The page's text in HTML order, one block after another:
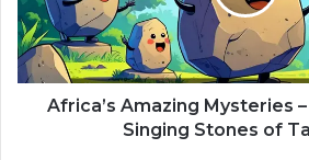
3:
The
Singing
Stones
Africa’s Amazing Mysteries
Singing Stones of